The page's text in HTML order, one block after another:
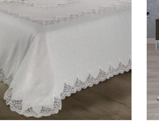
Primula Primo Letto
Nuovi Arrivi